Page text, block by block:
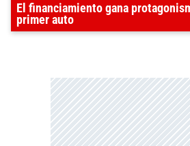
El financiamiento gana
primer auto